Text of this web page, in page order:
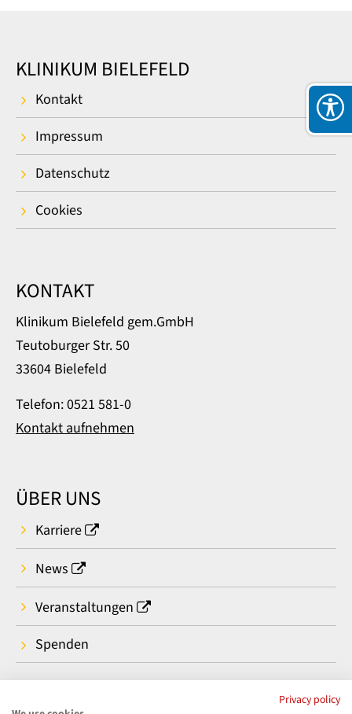
KLINIKUM BIELEFELD
Kontakt
Impressum
Datenschutz
Cookies
KONTAKT
Klinikum Bielefeld gem.GmbH
Teutoburger Str. 50
33604 Bielefeld
Telefon: 0521 581-0
Kontakt aufnehmen
ÜBER UNS
Karriere
News
Veranstaltungen
Spenden
Privacy policy